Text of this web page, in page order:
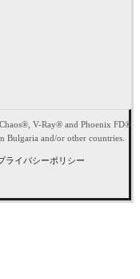
V-Ray® and Phoenix FD®
Bulgaria and/or other countries.
ライバシーポリシー